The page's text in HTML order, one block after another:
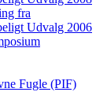
fra
Udvalg 2006
Fugle (PIF)